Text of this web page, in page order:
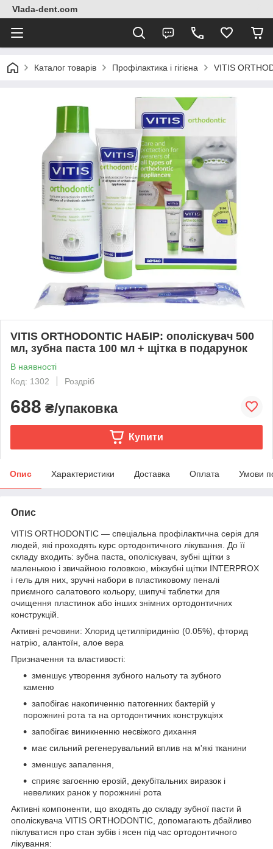
Vlada-dent.com
Каталог товарів Профілактика і гігієна VITIS
VITIS ORTHODONTIC НАБІР: ополіскувач 500
мл, зубна паста 100 мл + щітка в подарунок
В наявності
Код: 1302
Роздріб
688 ₴/упаковка
Купити
Опис Характеристики Доставка Оплата Умови
Опис
VITIS ORTHODONTIC — спеціальна профілактична серія для
людей, які проходять курс ортодонтичного лікування. До її
складу входить: зубна паста, ополіскувач, зубні щітки з
маленькою і звичайною головкою, міжзубні щітки INTERPROX
і гель для них, зручні набори в пластиковому пеналі
приємного салатового кольору, шипучі таблетки для
очищення пластинок або інших знімних ортодонтичних
конструкцій.
Активні речовини: Хлорид цетилпіридинію (0.05%), фторид
натрію, алантоїн, алое вера
Призначення та властивості:
зменшує утворення зубного нальоту та зубного
каменю
запобігає накопиченню патогенних бактерій у
порожнині рота та на ортодонтичних конструкціях
запобігає виникненню несвіжого дихання
має сильний регенерувальний вплив на м'які тканини
зменшує запалення,
сприяє загоєнню ерозій, декубітальних виразок і
невеликих ранок у порожнині рота
Активні компоненти, що входять до складу зубної пасти й
ополіскувача VITIS ORTHODONTIC, допомагають дбайливо
піклуватися про стан зубів і ясен під час ортодонтичного
лікування: